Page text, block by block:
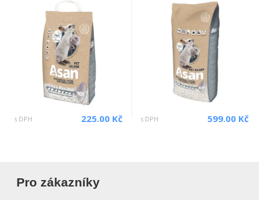
s DPH 225.00 Kč s DPH 599.00 Kč
Pro zákazníky